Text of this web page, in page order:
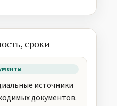
сроки
источники
документов.